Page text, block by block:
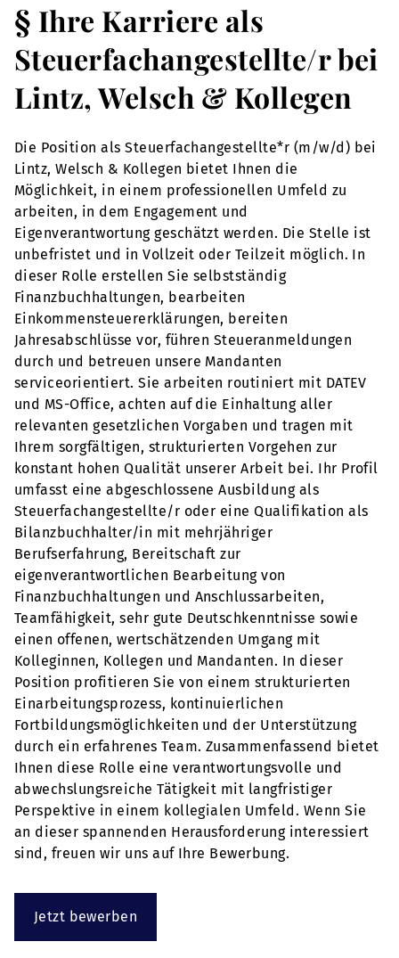
§ Ihre Karriere als
Steuerfachangestellte/r bei
Lintz, Welsch & Kollegen
Die Position als Steuerfachangestellte*r (m/w/d) bei
Lintz, Welsch & Kollegen bietet Ihnen die
Möglichkeit, in einem professionellen Umfeld zu
arbeiten, in dem Engagement und
Eigenverantwortung geschätzt werden. Die Stelle ist
unbefristet und in Vollzeit oder Teilzeit möglich. In
dieser Rolle erstellen Sie selbstständig
Finanzbuchhaltungen, bearbeiten
Einkommensteuererklärungen, bereiten
Jahresabschlüsse vor, führen Steueranmeldungen
durch und betreuen unsere Mandanten
serviceorientiert. Sie arbeiten routiniert mit DATEV
und MS-Office, achten auf die Einhaltung aller
relevanten gesetzlichen Vorgaben und tragen mit
Ihrem sorgfältigen, strukturierten Vorgehen zur
konstant hohen Qualität unserer Arbeit bei. Ihr Profil
umfasst eine abgeschlossene Ausbildung als
Steuerfachangestellte/r oder eine Qualifikation als
Bilanzbuchhalter/in mit mehrjähriger
Berufserfahrung, Bereitschaft zur
eigenverantwortlichen Bearbeitung von
Finanzbuchhaltungen und Anschlussarbeiten,
Teamfähigkeit, sehr gute Deutschkenntnisse sowie
einen offenen, wertschätzenden Umgang mit
Kolleginnen, Kollegen und Mandanten. In dieser
Position profitieren Sie von einem strukturierten
Einarbeitungsprozess, kontinuierlichen
Fortbildungsmöglichkeiten und der Unterstützung
durch ein erfahrenes Team. Zusammenfassend bietet
Ihnen diese Rolle eine verantwortungsvolle und
abwechslungsreiche Tätigkeit mit langfristiger
Perspektive in einem kollegialen Umfeld. Wenn Sie
an dieser spannenden Herausforderung interessiert
sind, freuen wir uns auf Ihre Bewerbung.
Jetzt bewerben